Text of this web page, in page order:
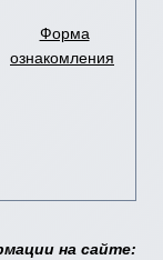
Форма
ознакомления
на сайте: